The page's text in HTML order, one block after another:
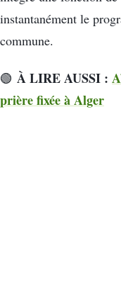
instantanément le
commune.
🟢 À LIRE AUSSI :
prière fixée à Alger